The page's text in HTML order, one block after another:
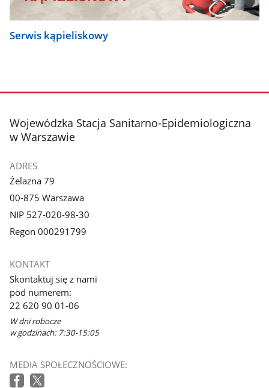
Serwis kąpieliskowy
stopka
Wojewódzka Stacja Sanitarno-Epidemiologiczna
w Warszawie
ADRES
Żelazna 79
00-875 Warszawa
NIP 527-020-98-30
Regon 000291799
KONTAKT
Skontaktuj się z nami
pod numerem:
22 620 90 01-06
W dni robocze
w godzinach: 7:30-15:05
MEDIA SPOŁECZNOŚCIOWE: